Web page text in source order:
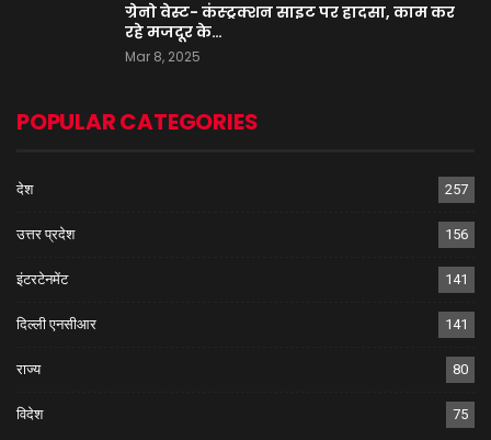
ग्रेनो वेस्ट- कंस्ट्रक्शन साइट पर हादसा, काम कर
रहे मजदूर के…
Mar 8, 2025
POPULAR CATEGORIES
देश 257
उत्तर प्रदेश 156
इंटरटेनमेंट 141
दिल्ली एनसीआर 141
राज्य 80
विदेश 75